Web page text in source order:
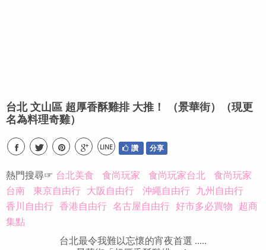
台北 文山區 超厚香酥雞排 大推！ （景華街）（現更
名為料理奇雞）
LINE 讚 分享
熱門搜尋☞ 台北美食 食尚玩家 食尚玩家台北
食尚玩家
台南
東京自由行 大阪自由行 沖繩自由行 九州自由行
香川自由行 香港自由行 名古屋自由行 好市多必買物 超商
集點
台北最令我難以忘懷的宵夜首選 .....